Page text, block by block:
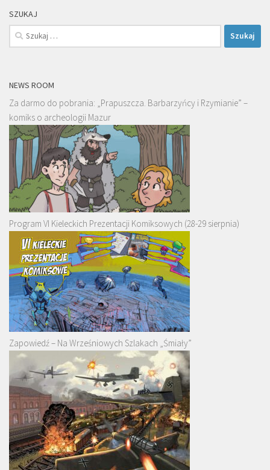
SZUKAJ
Szukaj:
NEWS ROOM
Za darmo do pobrania: „Prapuszcza. Barbarzyńcy i Rzymianie” –
komiks o archeologii Mazur
Program VI Kieleckich Prezentacji Komiksowych (28-29 sierpnia)
Zapowiedź – Na Wrześniowych Szlakach „Śmiały”